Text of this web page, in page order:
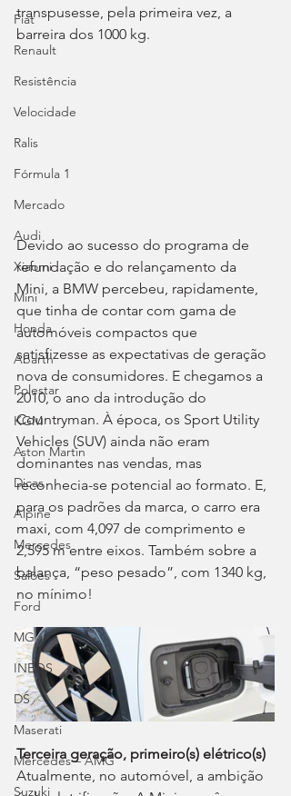
Fiat
Renault
Resistência
Velocidade
Ralis
Fórmula 1
Mercado
Audi
Xiaomi
Mini
Honda
Abarth
Polestar
KGM
Aston Martin
Dicas
Alpine
Mercedes
Salões
Ford
MG
INEOS
DS
Maserati
Mercedes – AMG
Suzuki
transpusesse, pela primeira vez, a
barreira dos 1000 kg.
Devido ao sucesso do programa de
refundação e do relançamento da
Mini, a BMW percebeu, rapidamente,
que tinha de contar com gama de
automóveis compactos que
satisfizesse as expectativas de geração
nova de consumidores. E chegamos a
2010, o ano da introdução do
Countryman. À época, os Sport Utility
Vehicles (SUV) ainda não eram
dominantes nas vendas, mas
reconhecia-se potencial ao formato. E,
para os padrões da marca, o carro era
maxi, com 4,097 de comprimento e
2,595 m entre eixos. Também sobre a
balança, “peso pesado”, com 1340 kg,
no mínimo!
Terceira geração, primeiro(s) elétrico(s)
Atualmente, no automóvel, a ambição